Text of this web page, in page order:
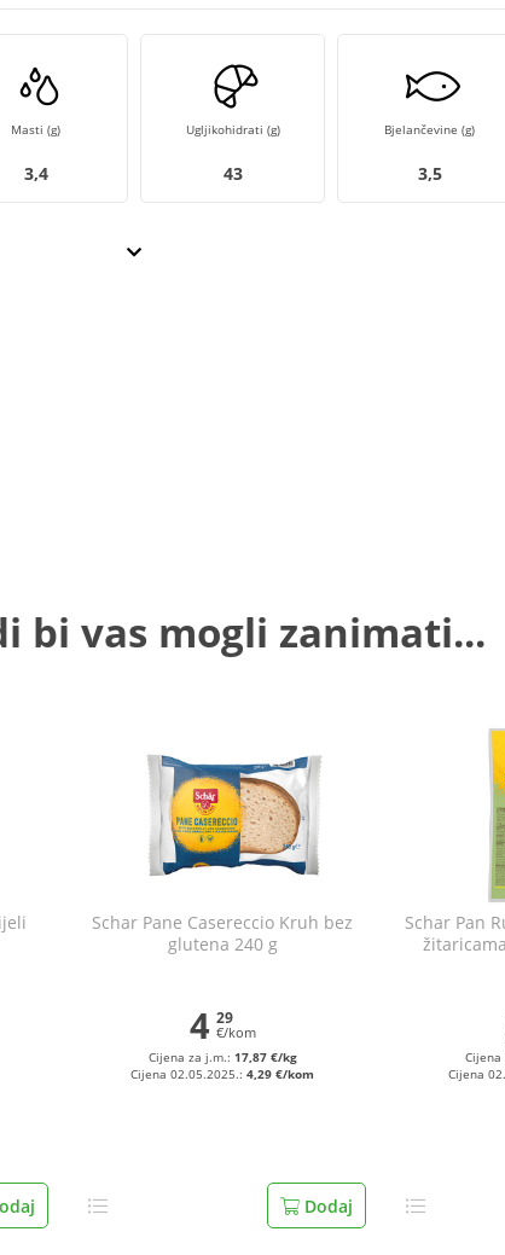
Masti (g)
3,4
Ugljikohidrati (g)
43
Bjelančevine (g)
3,5
bi vas mogli zanimati...
Schar Pane Casereccio Kruh bez
glutena 240 g
4 29
€/kom
Cijena za j.m.: 17,87 €/kg
Cijena 02.05.2025.:4,29 €/kom
Dodaj
Schar Pan
Cijena